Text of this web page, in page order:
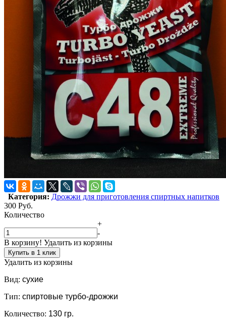
Категория: Дрожжи для приготовления спиртных напитков
300 Руб.
Количество
+
-
В корзину! Удалить из корзины
Купить в 1 клик
Удалить из корзины
Вид: сухие
Тип: спиртовые турбо-дрожжи
Количество: 130 гр.